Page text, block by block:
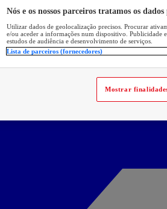
Nós e os nossos parceiros tratamos os
Utilizar dados de geolocalização precisos. Procurar
e/ou aceder a informações num dispositivo. Publicidade
estudos de audiência e desenvolvimento de serviços.
Lista de parceiros (fornecedores)
Mostrar